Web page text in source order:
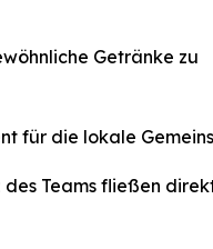
Getränke zu
für die lokale
Teams fließen